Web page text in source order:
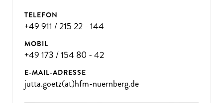
TELEFON
+49 911 / 215 22 - 144
MOBIL
+49 173 / 154 80 - 42
E-MAIL-ADRESSE
jutta.goetz(at)hfm-nuernberg.de